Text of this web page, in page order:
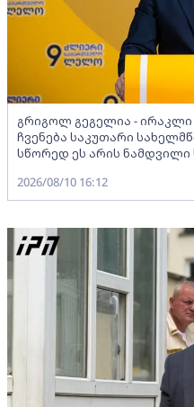
გრიგოლ გეგელია - ირაკლი
ჩვენება საკუთარი
სწორედ ეს არის ნამდვილი
2026/08/10 16:12